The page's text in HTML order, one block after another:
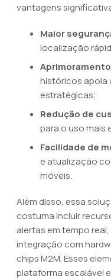
vantagens
Maior
localização
históricos apoia
estratégicas;
Redução de
para o uso mais
Facilidade de
e atualização
móveis.
Além disso, essa
costuma incluir
alertas em tempo
integração com
chips M2M. Esses
plataforma escalável